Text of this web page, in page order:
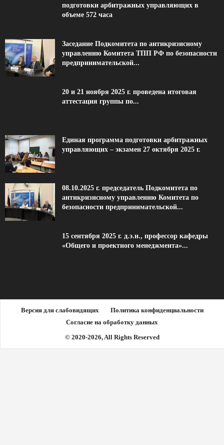
подготовки арбитражных управляющих в
объеме 572 часа
Заседание Подкомитета по антикризисному
управлению Комитета ТПП РФ по безопасности
предпринимательской...
20 и 21 ноября 2025 г. проведена итоговая
аттестация группы по...
Единая программа подготовки арбитражных
управляющих – экзамен 27 октября 2025 г.
08.10.2025 г. председатель Подкомитета по
антикризисному управлению Комитета по
безопасности предпринимательской...
15 сентября 2025 г. д.э.н., профессор кафедры
«Общего и проектного менеджмента»...
Версия для слабовидящих
Политика конфиденциальности
Согласие на обработку данных
© 2020-2026, All Rights Reserved